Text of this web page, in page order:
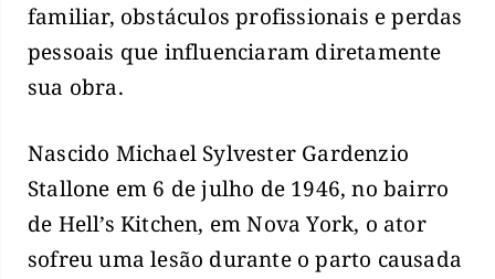
familiar, obstáculos profissionais e perdas
pessoais que influenciaram diretamente
sua obra.
Nascido Michael Sylvester Gardenzio
Stallone em 6 de julho de 1946, no bairro
de Hell’s Kitchen, em Nova York, o ator
sofreu uma lesão durante o parto causada